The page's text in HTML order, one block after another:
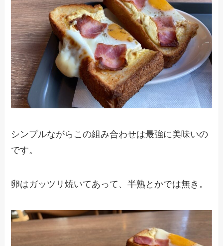
シンプルながらこの組み合わせは最強に美味いの
です。
卵はガッツリ焼いてあって、半熟とかでは無き。